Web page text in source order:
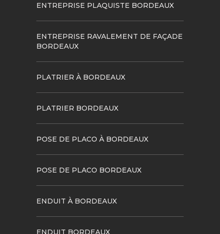
ENTREPRISE PLAQUISTE BORDEAUX
ENTREPRISE RAVALEMENT DE FAÇADE
BORDEAUX
PLATRIER À BORDEAUX
PLATRIER BORDEAUX
POSE DE PLACO À BORDEAUX
POSE DE PLACO BORDEAUX
ENDUIT À BORDEAUX
ENDUIT BORDEAUX